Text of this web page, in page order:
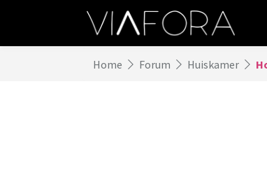
Home Forum Huiskamer